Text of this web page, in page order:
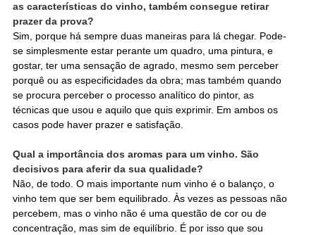
as características do vinho, também consegue retirar
prazer da prova?
Sim, porque há sempre duas maneiras para lá chegar. Pode-
se simplesmente estar perante um quadro, uma pintura, e
gostar, ter uma sensação de agrado, mesmo sem perceber
porquê ou as especificidades da obra; mas também quando
se procura perceber o processo analítico do pintor, as
técnicas que usou e aquilo que quis exprimir. Em ambos os
casos pode haver prazer e satisfação.
Qual a importância dos aromas para um vinho. São
decisivos para aferir da sua qualidade?
Não, de todo. O mais importante num vinho é o balanço, o
vinho tem que ser bem equilibrado. Às vezes as pessoas não
percebem, mas o vinho não é uma questão de cor ou de
concentração, mas sim de equilíbrio. É por isso que sou